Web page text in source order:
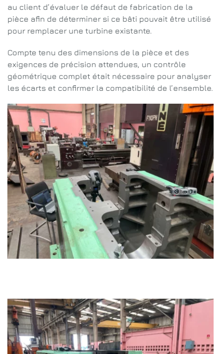
au client d’évaluer le défaut de fabrication de la
pièce afin de déterminer si ce bâti pouvait être utilisé
pour remplacer une turbine existante.
Compte tenu des dimensions de la pièce et des
exigences de précision attendues, un contrôle
géométrique complet était nécessaire pour analyser
les écarts et confirmer la compatibilité de l’ensemble.